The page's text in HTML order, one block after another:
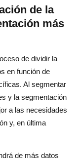
de la
más
de dividir la
en función de
Al segmentar
y la segmentación
a las necesidades
y, en última
de más datos